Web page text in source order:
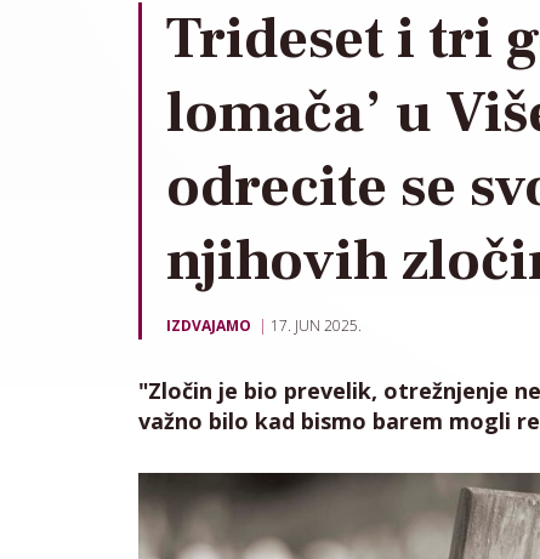
Trideset i tri
lomača’ u
odrecite se
njihovih
IZDVAJAMO 17. JUN 2025.
"Zločin je bio prevelik, otrežnjenje
važno bilo kad bismo barem mogli